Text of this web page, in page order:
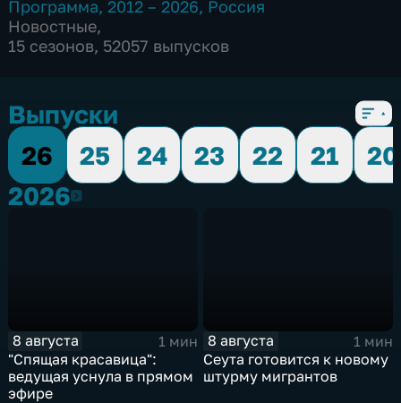
Программа, 2012 – 2026, Россия
Новостные,
15 сезонов, 52057 выпусков
Выпуски
26
25 24 23 22 21
20
20262026
8 августа
1 мин
"Спящая красавица":
ведущая уснула в прямом
эфире
8 августа
1 мин
Сеута готовится к новому
штурму мигрантов